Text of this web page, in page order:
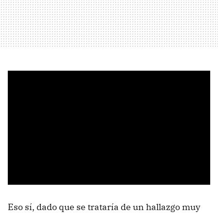
Eso sí, dado que se trataría de un hallazgo muy